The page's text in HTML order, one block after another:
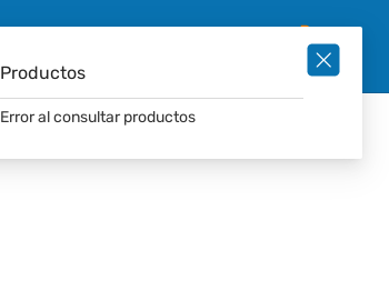
Productos
Error al consultar productos